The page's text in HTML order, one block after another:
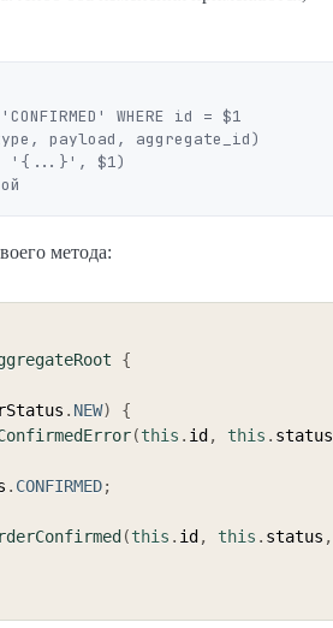
метода:
{
. NEW)
{
(this . id , this . status
. CONFIRMED;
(this . id , this . status ,